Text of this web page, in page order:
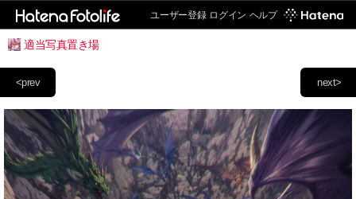
ユーザー登録 ログイン ヘルプ
適当写真置き場
next>
<prev